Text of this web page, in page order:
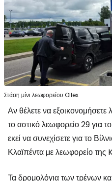
Στάση μίνι λεωφορείου Ollex
Αν θέλετε να εξοικονομήσετε
το αστικό λεωφορείο 29 για
εκεί να συνεχίσετε για το
Κλαϊπέντα με λεωφορείο της
Τα δρομολόγια των τρένων